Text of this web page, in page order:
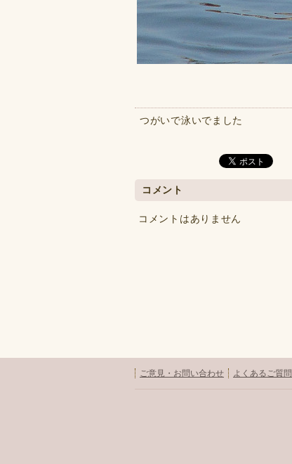
つがいで泳いでました
コメント
コメントはありません
ご意見・お問い合わせ よくあるご質問